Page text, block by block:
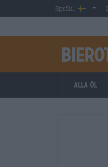
Skip to main content
Språk:
Alla öl